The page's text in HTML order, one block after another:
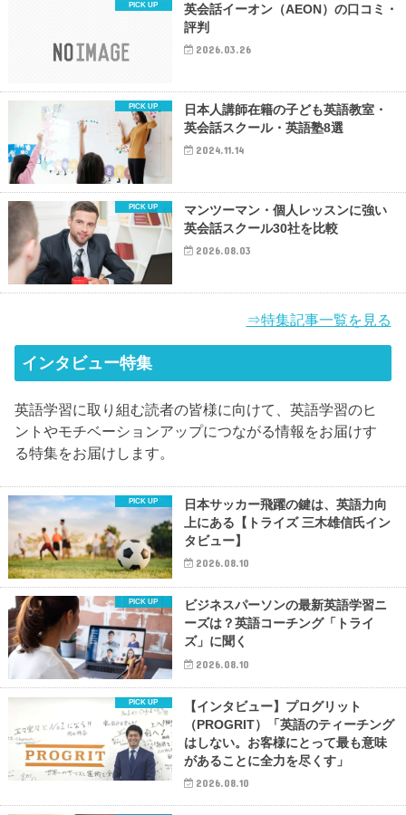
英会話イーオン（AEON）の口コミ・
評判
2026.03.26
日本人講師在籍の子ども英語教室・
英会話スクール・英語塾8選
2024.11.14
マンツーマン・個人レッスンに強い
英会話スクール30社を比較
2026.08.03
⇒特集記事一覧を見る
インタビュー特集
英語学習に取り組む読者の皆様に向けて、英語学習のヒ
ントやモチベーションアップにつながる情報をお届けす
る特集をお届けします。
日本サッカー飛躍の鍵は、英語力向
上にある【トライズ 三木雄信氏イン
タビュー】
2026.08.10
ビジネスパーソンの最新英語学習ニ
ーズは？英語コーチング「トライ
ズ」に聞く
2026.08.10
【インタビュー】プログリット
（PROGRIT）「英語のティーチング
はしない。お客様にとって最も意味
があることに全力を尽くす」
2026.08.10